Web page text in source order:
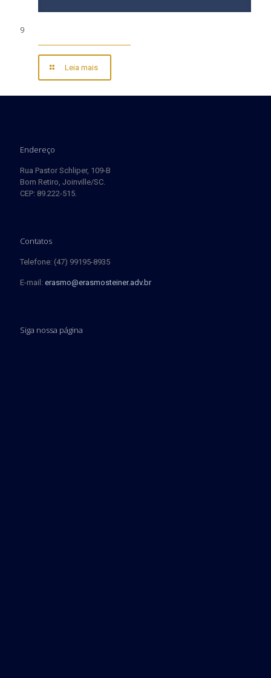
9
Leia mais
Endereço
Rua Pastor Schliper, 109-B
Bom Retiro, Joinville/SC.
CEP: 89.222-515.
Contatos
Telefone: (47) 99195-8935
E-mail: erasmo@erasmosteiner.adv.br
Siga nossa página